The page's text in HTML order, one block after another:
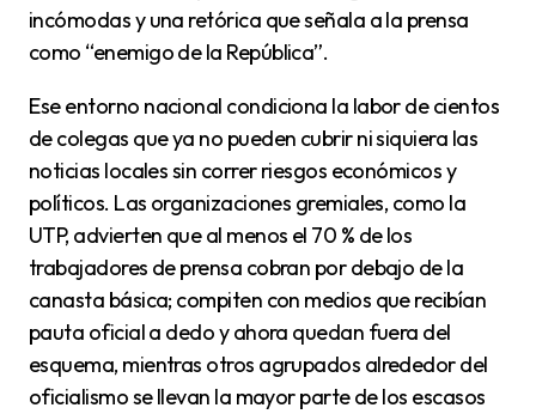
incómodas y una retórica que señala a la prensa
como “enemigo de la República”.
Ese entorno nacional condiciona la labor de cientos
de colegas que ya no pueden cubrir ni siquiera las
noticias locales sin correr riesgos económicos y
políticos. Las organizaciones gremiales, como la
UTP, advierten que al menos el 70 % de los
trabajadores de prensa cobran por debajo de la
canasta básica; compiten con medios que recibían
pauta oficial a dedo y ahora quedan fuera del
esquema, mientras otros agrupados alrededor del
oficialismo se llevan la mayor parte de los escasos